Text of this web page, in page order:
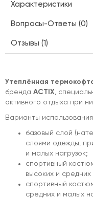
Характеристики
Вопросы-Ответы (0)
Отзывы (1)
Утеплённая
бренда ACTIX,
активного отдыха при
Варианты
базовый слой
слоями одежды,
и малых нагрузок;
спортивный
высоких и средних
спортивный
средних и малых